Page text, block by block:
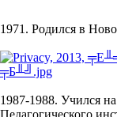
1971. Родился в
1987-1988. Учился
Педагогического